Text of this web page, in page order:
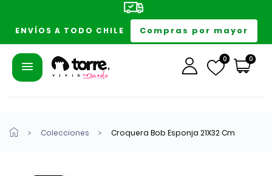
ENVÍOS A TODO CHILE Compras por mayor
0 0
Colecciones Croquera Bob Esponja 21X32 Cm